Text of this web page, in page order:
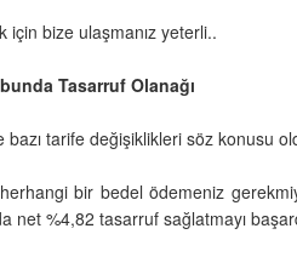
için bize ulaşmanız yeterli..
Tasarruf Olanağı
tarife değişiklikleri söz konusu
bir bedel ödemeniz
net %4,82 tasarruf sağlatmayı